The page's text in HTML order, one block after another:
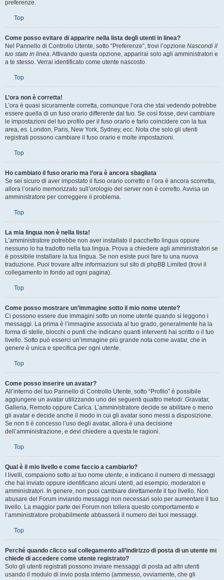
Come posso evitare di apparire nella lista degli utenti in linea?
Nel Pannello di Controllo Utente, sotto “Preferenze”, trovi l’opzioneNascondi il
tuo stato in linea. Attivando questa opzione, apparirai solo agli amministratori e
L’ora non è corretta!
L’ora è quasi sicuramente corretta, comunque l’ora che stai vedendo potrebbe
essere quella di un fuso orario differente dal tuo. Se così fosse, devi cambiare
le impostazioni del tuo profilo per il fuso orario e farlo coincidere con la tua
area, es. London, Paris, New York, Sydney, ecc. Nota che solo gli utenti
Ho cambiato il fuso orario ma l’ora è ancora sbagliata
Se sei sicuro di aver impostato il fuso orario corretto e l’ora è ancora scorretta,
allora l’orario memorizzato sull’orologio del server non è corretto. Avvisa un
Top
La mia lingua non è nella lista!
L’amministratore potrebbe non aver installato il pacchetto lingua oppure
nessuno lo ha tradotto nella tua lingua. Prova a chiedere agli amministratori se
è possibile installare la tua lingua. Se non esiste puoi fare tu una nuova
traduzione. Puoi trovare altre informazioni sul sito di phpBB Limited (trovi il
Top
Come posso mostrare un’immagine sotto il mio nome utente?
Ci possono essere due immagini sotto un nome utente quando si leggono i
messaggi. La prima è l’immagine associata al tuo grado, generalmente ha la
forma di stelle, blocchi o punti che indicano quanti interventi hai scritto o il tuo
livello. Sotto può esserci un’immagine più grande nota come avatar, che in
Top
Come posso inserire un avatar?
All’interno del tuo Pannello di Controllo Utente, sotto “Profilo” è possibile
aggiungere un avatar utilizzando uno dei seguenti quattro metodi: Gravatar,
Galleria, Remoto oppure Carica. L’amministratore decide se abilitare o meno
gli avatar e decide anche il modo in cui gli avatar sono messi a disposizione.
Se non ti è concesso l’uso degli avatar, allora è una decisione
Top
Qual è il mio livello e come faccio a cambiarlo?
I livelli, compaiono sotto al tuo nome utente, e indicano il numero di messaggi
che hai inviato oppure identificano alcuni utenti, ad esempio, moderatori e
amministratori. In genere, non puoi cambiare direttamente il tuo livello. Non
abusare del Forum inviando messaggi non necessari solo per aumentare il tuo
livello. La maggior parte dei Forum non tollera questo comportamento e
Top
Perché quando clicco sul collegamento all’indirizzo di posta di un utente mi
chiede di accedere come utente registrato?
Solo gli utenti registrati possono inviare messaggi di posta ad altri utenti